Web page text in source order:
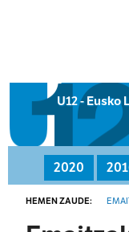
U12 -
2020
HEMEN ZAUDE: